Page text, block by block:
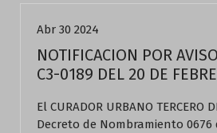
Abr 30 2024
NOTIFICACION POR
C3-0189 DEL 20 DE
El CURADOR URBANO TERCERO
Decreto de Nombramiento 0676